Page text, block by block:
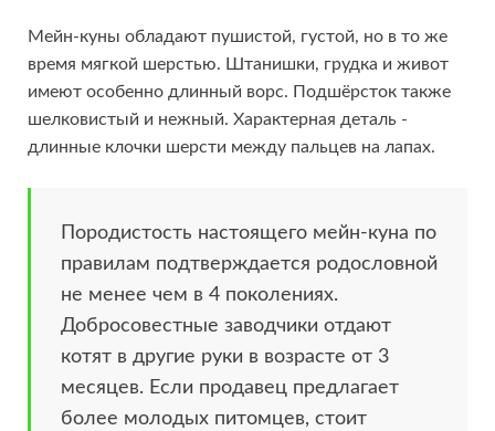
Мейн-куны обладают пушистой, густой, но в то же
время мягкой шерстью. Штанишки, грудка и живот
имеют особенно длинный ворс. Подшёрсток также
шелковистый и нежный. Характерная деталь -
длинные клочки шерсти между пальцев на лапах.
Породистость настоящего мейн-куна по
правилам подтверждается родословной
не менее чем в 4 поколениях.
Добросовестные заводчики отдают
котят в другие руки в возрасте от 3
месяцев. Если продавец предлагает
более молодых питомцев, стоит